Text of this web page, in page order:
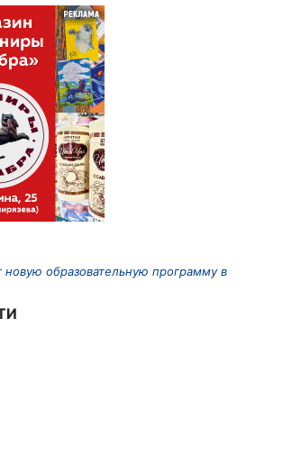
новую образовательную программу в